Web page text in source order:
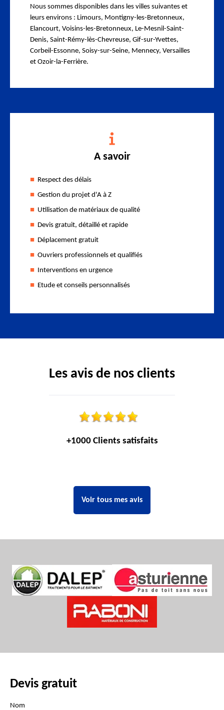
Nous sommes disponibles dans les villes suivantes et
leurs environs : Limours, Montigny-les-Bretonneux,
Elancourt, Voisins-les-Bretonneux, Le-Mesnil-Saint-
Denis, Saint-Rémy-lès-Chevreuse, Gif-sur-Yvettes,
Corbeil-Essonne, Soisy-sur-Seine, Mennecy, Versailles
et Ozoir-la-Ferrière.
A savoir
Respect des délais
Gestion du projet d'A à Z
Utilisation de matériaux de qualité
Devis gratuit, détaillé et rapide
Déplacement gratuit
Ouvriers professionnels et qualifiés
Interventions en urgence
Etude et conseils personnalisés
Les avis de nos clients
+1000 Clients satisfaits
Voir tous mes avis
Devis gratuit
Nom